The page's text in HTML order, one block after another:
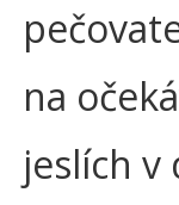
na
jeslích